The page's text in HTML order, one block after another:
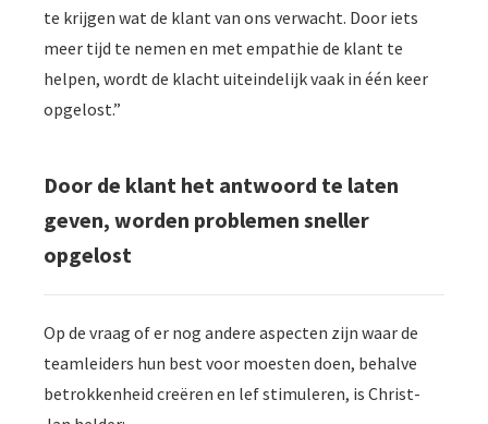
te krijgen wat de klant van ons verwacht. Door iets
meer tijd te nemen en met empathie de klant te
helpen, wordt de klacht uiteindelijk vaak in één keer
opgelost.”
Door de klant het antwoord te laten
geven, worden problemen sneller
opgelost
Op de vraag of er nog andere aspecten zijn waar de
teamleiders hun best voor moesten doen, behalve
betrokkenheid creëren en lef stimuleren, is Christ-